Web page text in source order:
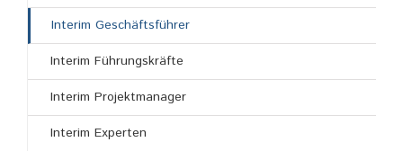
Interim Geschäftsführer
Interim Führungskräfte
Interim Projektmanager
Interim Experten